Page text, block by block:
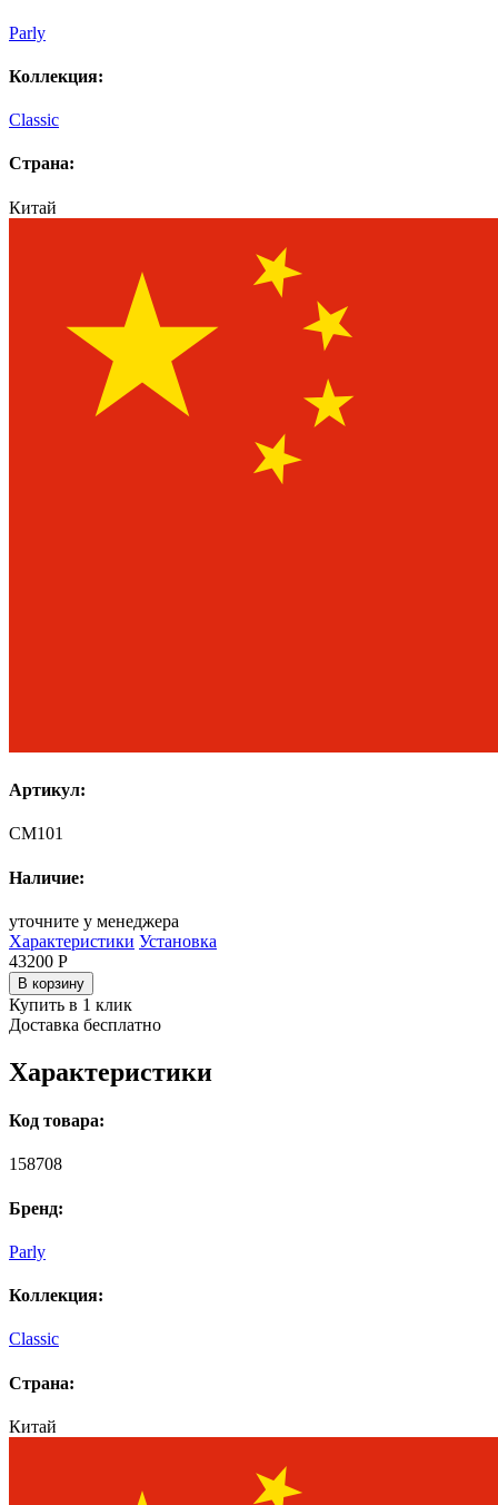
Parly
Коллекция:
Classic
Страна:
Китай
Артикул:
CM101
Наличие:
уточните у менеджера
Характеристики Установка
43200 Р
В корзину
Купить в 1 клик
Доставка бесплатно
Характеристики
Код товара:
158708
Бренд:
Parly
Коллекция:
Classic
Страна:
Китай